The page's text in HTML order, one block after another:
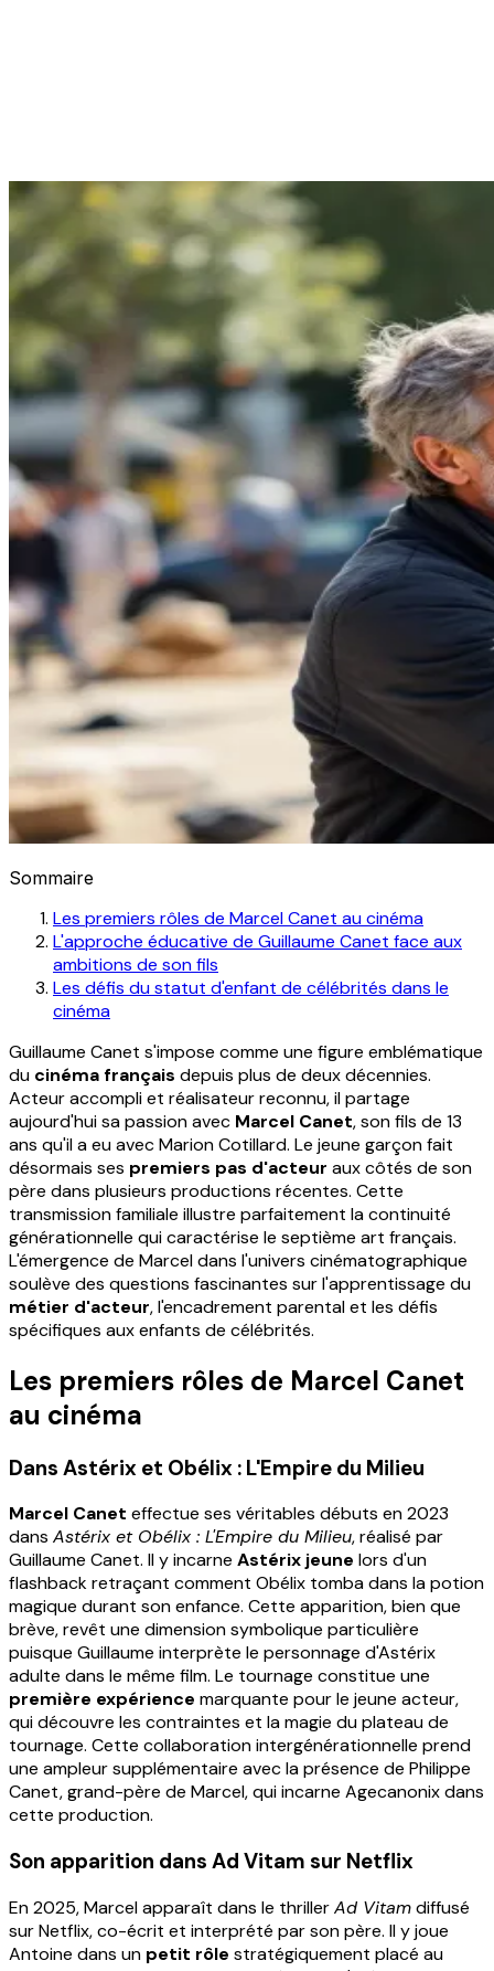
Sommaire
Les premiers rôles de Marcel Canet au cinéma
L'approche éducative de Guillaume Canet face aux
ambitions de son fils
Les défis du statut d'enfant de célébrités dans le
cinéma
Guillaume Canet s'impose comme une figure emblématique
du cinéma français depuis plus de deux décennies.
Acteur accompli et réalisateur reconnu, il partage
aujourd'hui sa passion avec Marcel Canet, son fils de 13
ans qu'il a eu avec Marion Cotillard. Le jeune garçon fait
désormais ses premiers pas d'acteur aux côtés de son
père dans plusieurs productions récentes. Cette
transmission familiale illustre parfaitement la continuité
générationnelle qui caractérise le septième art français.
L'émergence de Marcel dans l'univers cinématographique
soulève des questions fascinantes sur l'apprentissage du
métier d'acteur, l'encadrement parental et les défis
spécifiques aux enfants de célébrités.
Les premiers rôles de Marcel Canet
au cinéma
Dans Astérix et Obélix : L'Empire du Milieu
Marcel Canet effectue ses véritables débuts en 2023
dans Astérix et Obélix : L'Empire du Milieu, réalisé par
Guillaume Canet. Il y incarne Astérix jeune lors d'un
flashback retraçant comment Obélix tomba dans la potion
magique durant son enfance. Cette apparition, bien que
brève, revêt une dimension symbolique particulière
puisque Guillaume interprète le personnage d'Astérix
adulte dans le même film. Le tournage constitue une
première expérience marquante pour le jeune acteur,
qui découvre les contraintes et la magie du plateau de
tournage. Cette collaboration intergénérationnelle prend
une ampleur supplémentaire avec la présence de Philippe
Canet, grand-père de Marcel, qui incarne Agecanonix dans
cette production.
Son apparition dans Ad Vitam sur Netflix
En 2025, Marcel apparaît dans le thrillerAd Vitamdiffusé
sur Netflix, co-écrit et interprété par son père. Il y joue
Antoine dans un petit rôle stratégiquement placé au